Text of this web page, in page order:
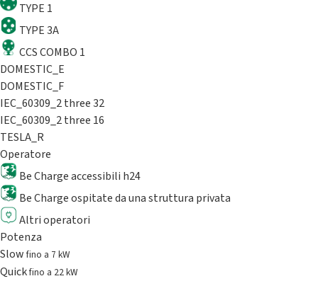
TYPE 1
TYPE 3A
CCS COMBO 1
DOMESTIC_E
DOMESTIC_F
IEC_60309_2 three 32
IEC_60309_2 three 16
TESLA_R
Operatore
Be Charge accessibili h24
Be Charge ospitate da una struttura privata
Altri operatori
Potenza
Slowfino a 7 kW
Quickfino a 22 kW